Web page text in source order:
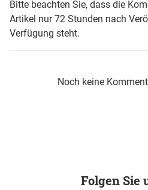
Bitte beachten Sie, dass die
Artikel nur 72 Stunden nach
Verfügung steht.
Noch keine
Folgen Sie